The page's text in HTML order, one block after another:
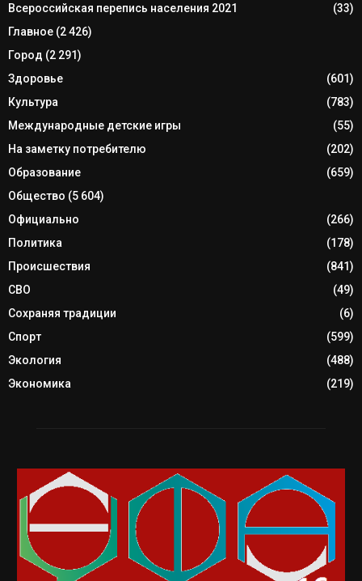
Всероссийская перепись населения 2021
(33)
Главное (2 426)
Город (2 291)
Здоровье
(601)
Культура
(783)
Международные детские игры
(55)
На заметку потребителю
(202)
Образование
(659)
Общество (5 604)
Официально
(266)
Политика
(178)
Происшествия
(841)
СВО
(49)
Сохраняя традиции
(6)
Спорт
(599)
Экология
(488)
Экономика
(219)